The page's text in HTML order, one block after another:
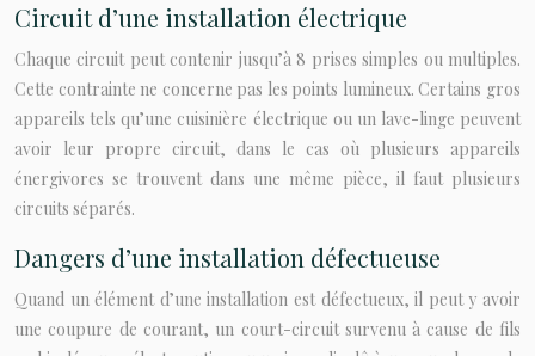
Circuit d’une installation électrique
Chaque circuit peut contenir jusqu’à 8 prises simples ou multiples.
Cette contrainte ne concerne pas les points lumineux. Certains gros
appareils tels qu’une cuisinière électrique ou un lave-linge peuvent
avoir leur propre circuit, dans le cas où plusieurs appareils
énergivores se trouvent dans une même pièce, il faut plusieurs
circuits séparés.
Dangers d’une installation défectueuse
Quand un élément d’une installation est défectueux, il peut y avoir
une coupure de courant, un court-circuit survenu à cause de fils